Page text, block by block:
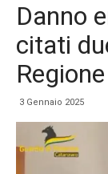
Danno
citati
3 Gennaio 2025